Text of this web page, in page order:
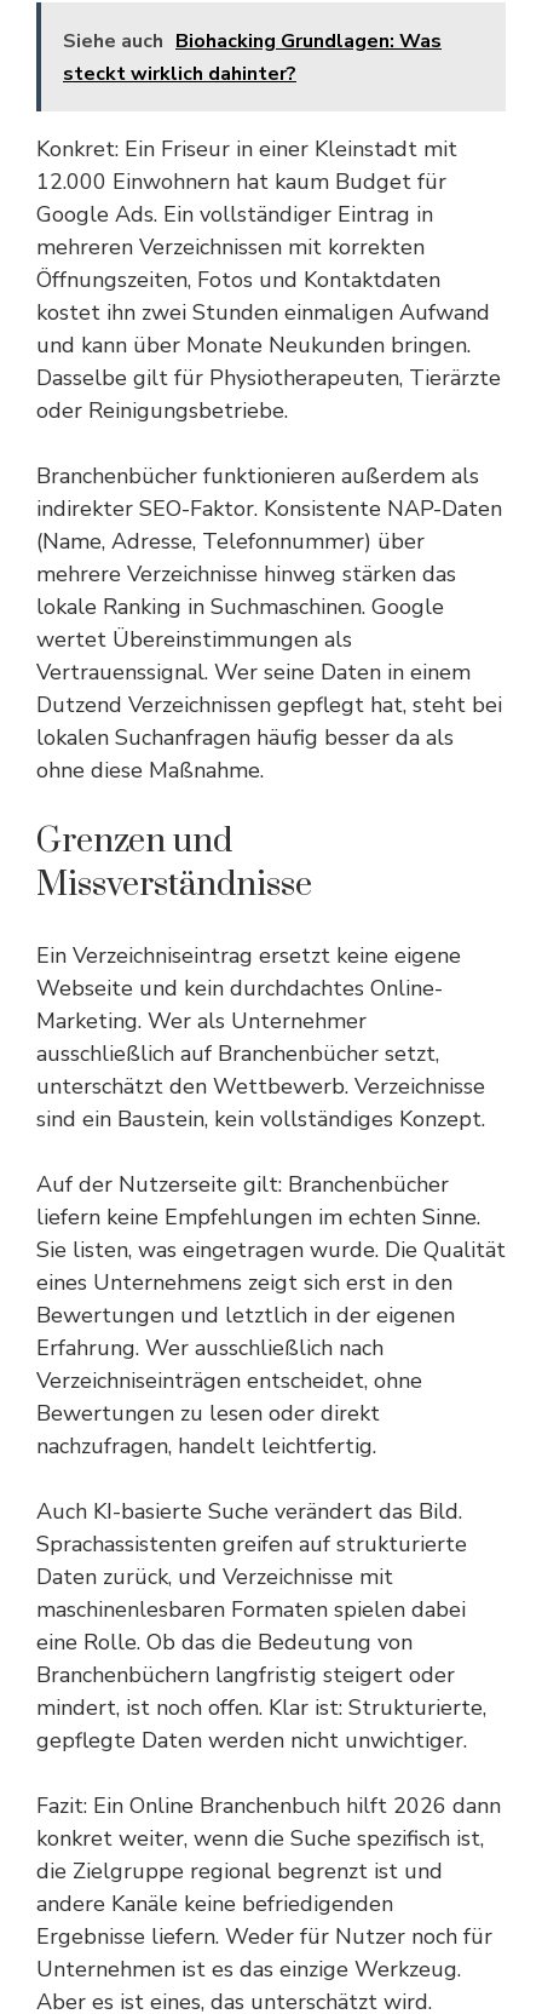
Siehe auch Biohacking Grundlagen: Was
steckt wirklich dahinter?
Konkret: Ein Friseur in einer Kleinstadt mit
12.000 Einwohnern hat kaum Budget für
Google Ads. Ein vollständiger Eintrag in
mehreren Verzeichnissen mit korrekten
Öffnungszeiten, Fotos und Kontaktdaten
kostet ihn zwei Stunden einmaligen Aufwand
und kann über Monate Neukunden bringen.
Dasselbe gilt für Physiotherapeuten, Tierärzte
oder Reinigungsbetriebe.
Branchenbücher funktionieren außerdem als
indirekter SEO-Faktor. Konsistente NAP-Daten
(Name, Adresse, Telefonnummer) über
mehrere Verzeichnisse hinweg stärken das
lokale Ranking in Suchmaschinen. Google
wertet Übereinstimmungen als
Vertrauenssignal. Wer seine Daten in einem
Dutzend Verzeichnissen gepflegt hat, steht bei
lokalen Suchanfragen häufig besser da als
ohne diese Maßnahme.
Grenzen und
Missverständnisse
Ein Verzeichniseintrag ersetzt keine eigene
Webseite und kein durchdachtes Online-
Marketing. Wer als Unternehmer
ausschließlich auf Branchenbücher setzt,
unterschätzt den Wettbewerb. Verzeichnisse
sind ein Baustein, kein vollständiges Konzept.
Auf der Nutzerseite gilt: Branchenbücher
liefern keine Empfehlungen im echten Sinne.
Sie listen, was eingetragen wurde. Die Qualität
eines Unternehmens zeigt sich erst in den
Bewertungen und letztlich in der eigenen
Erfahrung. Wer ausschließlich nach
Verzeichniseinträgen entscheidet, ohne
Bewertungen zu lesen oder direkt
nachzufragen, handelt leichtfertig.
Auch KI-basierte Suche verändert das Bild.
Sprachassistenten greifen auf strukturierte
Daten zurück, und Verzeichnisse mit
maschinenlesbaren Formaten spielen dabei
eine Rolle. Ob das die Bedeutung von
Branchenbüchern langfristig steigert oder
mindert, ist noch offen. Klar ist: Strukturierte,
gepflegte Daten werden nicht unwichtiger.
Fazit: Ein Online Branchenbuch hilft 2026 dann
konkret weiter, wenn die Suche spezifisch ist,
die Zielgruppe regional begrenzt ist und
andere Kanäle keine befriedigenden
Ergebnisse liefern. Weder für Nutzer noch für
Unternehmen ist es das einzige Werkzeug.
Aber es ist eines, das unterschätzt wird.